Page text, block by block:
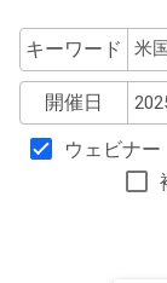
キーワード
開催日
ウェビナー